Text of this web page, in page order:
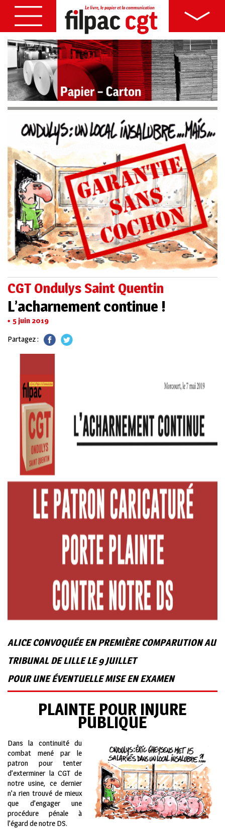
CGT Ondulys Saint Quentin
L’acharnement continue !
5 juin 2019
Partagez :
ALICE CONVOQUÉE EN PREMIÈRE COMPARUTION AU
TRIBUNAL DE LILLE LE 9 JUILLET
POUR UNE ÉVENTUELLE MISE EN EXAMEN
PLAINTE POUR INJURE
PUBLIQUE
Dans la continuité du
combat mené par le
patron pour tenter
d’exterminer la CGT de
notre usine, ce dernier
n’a rien trouvé de mieux
que d’engager une
procédure pénale à
l’égard de notre DS.